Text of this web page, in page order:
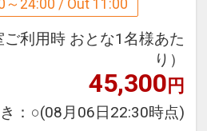
クインは16時～で
ださい。
際に、ご宿泊代金全額
しております。（カー
～24:00 / Out 11:00
ご利用時 おとな1名様あた
り）
45,300円
： ○(08月06日22:30時点)